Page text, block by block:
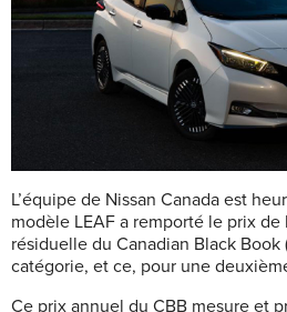
L’équipe de Nissan Canada est
modèle LEAF a remporté le prix
résiduelle du Canadian Black Book
catégorie, et ce, pour une
Ce prix annuel du CBB mesure et